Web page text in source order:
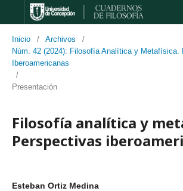
Inicio / Archivos
/
Núm. 42 (2024): Filosofía Analítica y Metafísica.
Iberoamericanas
/
Presentación
Filosofía analítica y
Perspectivas
Esteban Ortiz Medina